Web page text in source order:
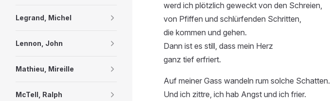
Legrand, Michel
Lennon, John
Mathieu, Mireille
McTell, Ralph
werd ich plötzlich geweckt von den Schreien,
von Pfiffen und schlürfenden Schritten,
die kommen und gehen.
Dann ist es still, dass mein Herz
ganz tief erfriert.
Auf meiner Gass wandeln rum solche Schatten.
Und ich zittre, ich hab Angst und ich frier.